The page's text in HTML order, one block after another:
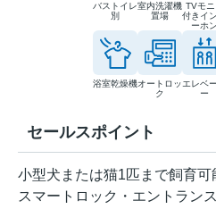
バストイレ
別
室内洗濯機
置場
TVモニ
付きイ
ーホン
浴室乾燥機オートロッ
ク
エレベ
ー
セールスポイント
小型犬または猫1匹まで飼育可
スマートロック・エントラン